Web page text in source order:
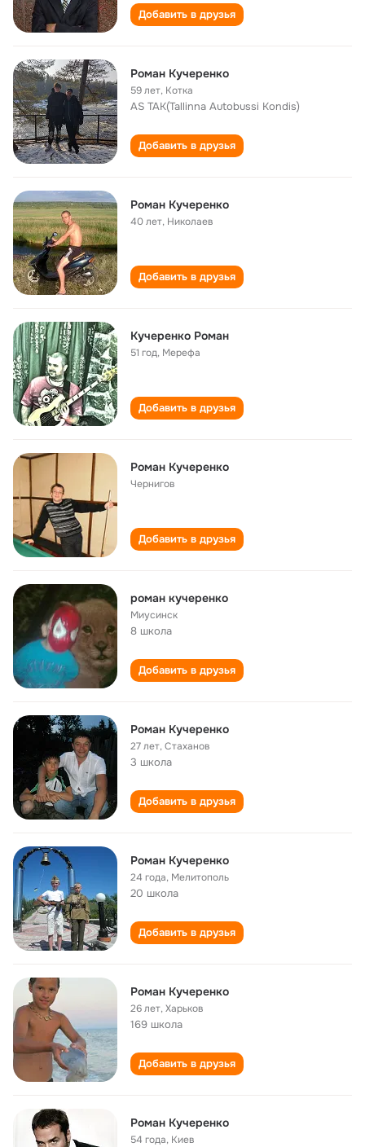
Добавить в друзья
Роман Кучеренко
59 лет, Котка
AS TAK(Tallinna Autobussi Kondis)
Добавить в друзья
Роман Кучеренко
40 лет, Николаев
Добавить в друзья
Кучеренко Роман
51 год, Мерефа
Добавить в друзья
Роман Кучеренко
Чернигов
Добавить в друзья
роман кучеренко
Миусинск
8 школа
Добавить в друзья
Роман Кучеренко
27 лет,Стаханов
3 школа
Добавить в друзья
Роман Кучеренко
24 года, Мелитополь
20 школа
Добавить в друзья
Роман Кучеренко
26 лет,Харьков
169 школа
Добавить в друзья
Роман Кучеренко
54 года, Киев